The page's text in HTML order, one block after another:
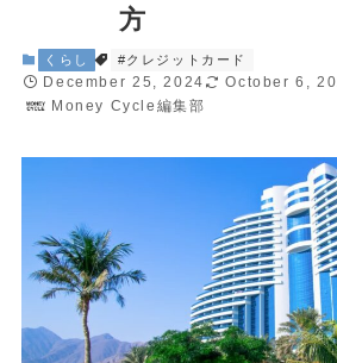
RANKING
クレカ積立ランキング
NISA 投資信託ランキング
ふるさと納税 返礼品ランキング
CAMPAIGN
ハイステータスカード 入会キャ
ネット証券 新規口座開設キャン
CAMPAIGN
金・プラチナ買取相場
Vintage Watch Market
方
くらし #クレジットカード
December 25, 2024
October 6,
Money Cycle編集部